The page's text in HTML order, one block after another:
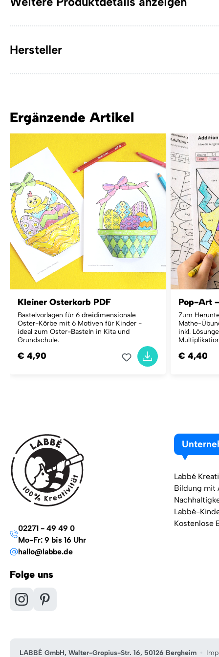
Hersteller
Ergänzende Artikel
Kleiner Osterkorb PDF
Bastelvorlagen für 6 dreidimensionale
Oster-Körbe mit 6 Motiven für Kinder -
ideal zum Oster-Basteln in Kita und
Grundschule.
€ 4,90
Pop-Art
Zum
Mathe-
inkl.
€ 4,40
02271 - 49 49 0
Mo-Fr: 9 bis 16 Uhr
hallo@labbe.de
Folge uns
Labbé
Bildung mit
Labbé-
Kostenlose
LABBÉ GmbH, Walter-Gropius-Str. 16, 50126 Bergheim